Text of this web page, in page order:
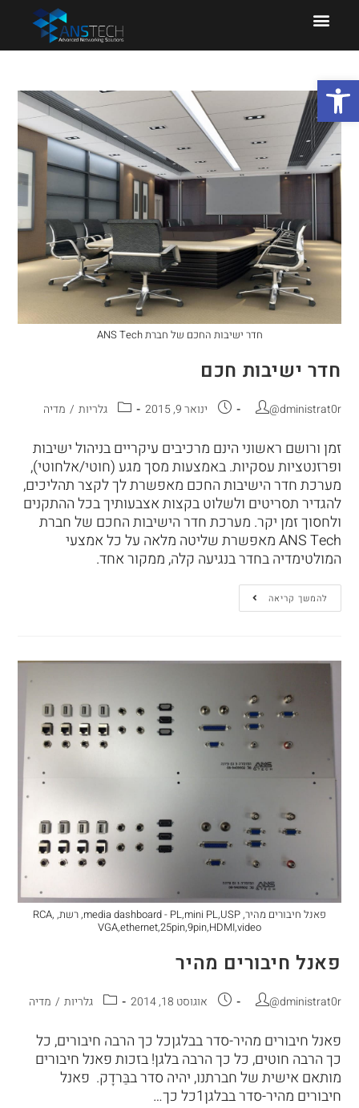
פתח סרגל נגישות
חדר ישיבות החכם של חברת ANS Tech
חדר ישיבות חכם
@dministrat0r ינואר 9, 2015 גלריות / מדיה
זמן ורושם ראשוני הינם מרכיבים עיקריים בניהול ישיבות
ופרזנטציות עסקיות. באמצעות מסך מגע (חוטי/אלחוטי),
מערכת חדר הישיבות החכם מאפשרת לך לקצר תהליכים,
להגדיר תסריטים ולשלוט בקצות אצבעותיך בכל ההתקנים
ולחסוך זמן יקר. מערכת חדר הישיבות החכם של חברת
ANS Tech מאפשרת שליטה מלאה על כל אמצעי
המולטימדיה בחדר בנגיעה קלה, ממקור אחד.
להמשך קריאה
פאנל חיבורים מהיר, media dashboard - PL,mini PL,USP, רשת, RCA,
VGA,ethernet,25pin,9pin,HDMI,video
פאנל חיבורים מהיר
@dministrat0r אוגוסט 18, 2014 גלריות / מדיה
פאנל חיבורים מהיר-סדר בבלגןכל כך הרבה חיבורים, כל
כך הרבה חוטים, כל כך הרבה בלגן! בזכות פאנל חיבורים
מותאם אישית של חברתנו, יהיה סדר בבַּרדָק. פאנל
חיבורים מהיר-סדר בבלגן1כל כך…